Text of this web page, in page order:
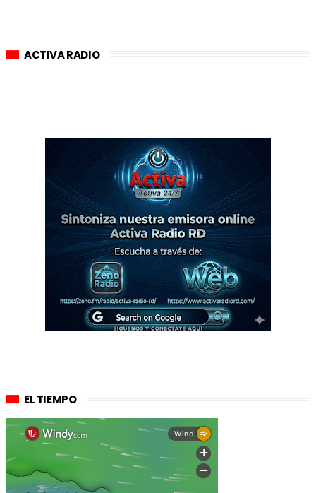
ACTIVA RADIO
EL TIEMPO